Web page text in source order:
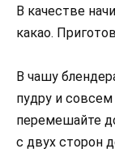
В качестве
какао.
В чашу
пудру и
перемешайте
с двух сторон